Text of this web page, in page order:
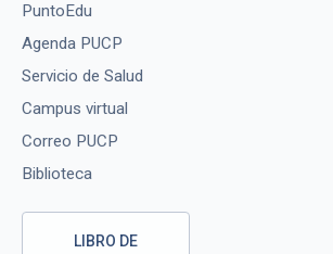
PuntoEdu
Agenda PUCP
Servicio de Salud
Campus virtual
Correo PUCP
Biblioteca
LIBRO DE